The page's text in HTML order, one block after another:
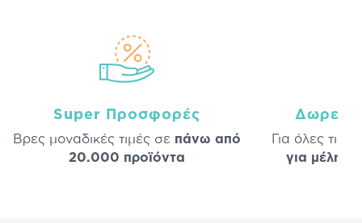
Super Προσφορές
Βρες μοναδικές τιμές σε πάνω από
20.000 προϊόντα
Δωρεάν
Για όλες τις
για μέλη